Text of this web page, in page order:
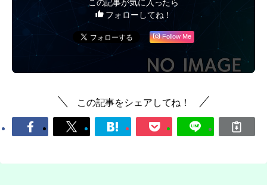
この記事が気に入ったら
フォローしてね！
Follow Me
この記事をシェアしてね！